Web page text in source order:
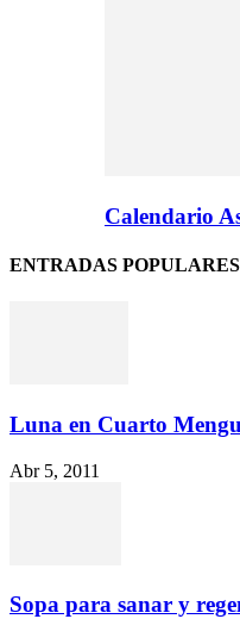
Calendario
ENTRADAS POPULARES
Luna en Cuarto
Abr 5, 2011
Sopa para sanar y